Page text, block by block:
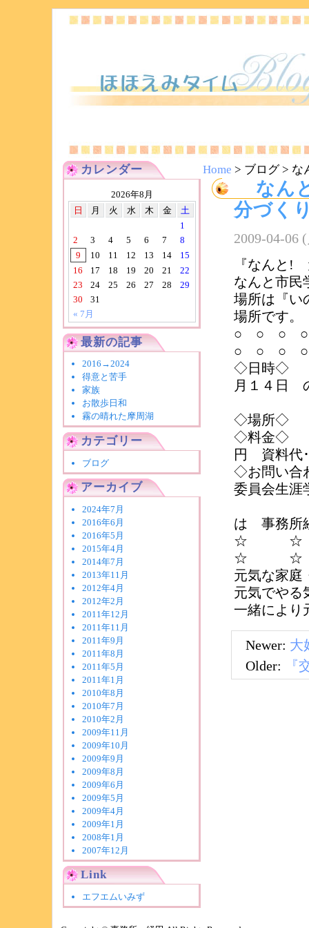
Home > ブログ > な
なん
分づく
2009-04-06
『なんと!
なんと市民
場所は『い
場所です。
○ ○ ○
○ ○ ○
◇日時◇
月１４日
◇場所◇
◇料金◇ 講
円 資料代･
◇お問い合
委員会生涯
は 事務所
☆
☆
元気な家庭
元気でやる
一緒により
Newer: 大
Older:
『
カレンダー
2026年8月
日
月 火 水 木 金 土
« 7月
1
2
3 4 5 6 7
8
9
10 11 12 13 14
15
16
17 18 19 20 21
22
23
24 25 26 27 28
29
30
31
最新の記事
2016→2024
得意と苦手
家族
お散歩日和
霧の晴れた摩周湖
カテゴリー
ブログ
アーカイブ
2024年7月
2016年6月
2016年5月
2015年4月
2014年7月
2013年11月
2012年4月
2012年2月
2011年12月
2011年11月
2011年9月
2011年8月
2011年5月
2011年1月
2010年8月
2010年7月
2010年2月
2009年11月
2009年10月
2009年9月
2009年8月
2009年6月
2009年5月
2009年4月
2009年1月
2008年1月
2007年12月
Link
エフエムいみず